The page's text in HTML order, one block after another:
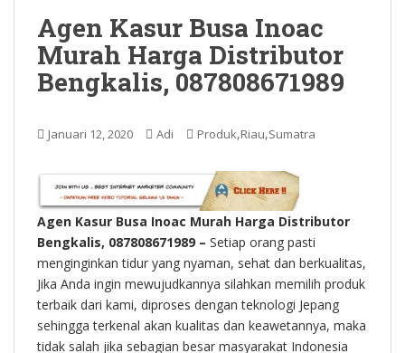
Agen Kasur Busa Inoac
Murah Harga Distributor
Bengkalis, 087808671989
Januari 12, 2020 Adi Produk,Riau,Sumatra
Agen Kasur Busa Inoac Murah Harga Distributor
Bengkalis, 087808671989 – Setiap orang pasti
menginginkan tidur yang nyaman, sehat dan berkualitas,
Jika Anda ingin mewujudkannya silahkan memilih produk
terbaik dari kami, diproses dengan teknologi Jepang
sehingga terkenal akan kualitas dan keawetannya, maka
tidak salah jika sebagian besar masyarakat Indonesia